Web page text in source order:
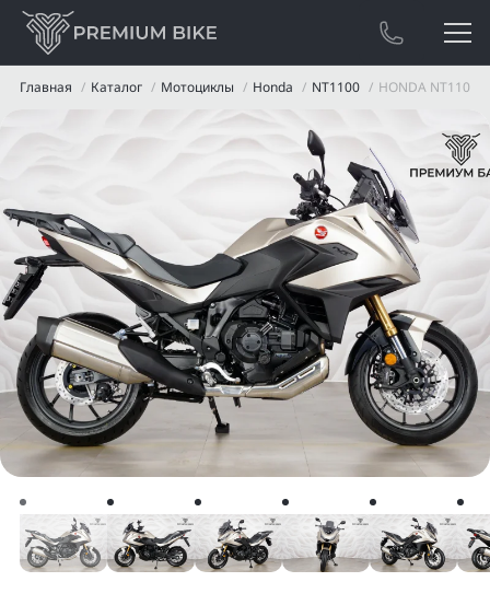
Главная Каталог Мотоциклы Honda NT1100 HONDA NT1100